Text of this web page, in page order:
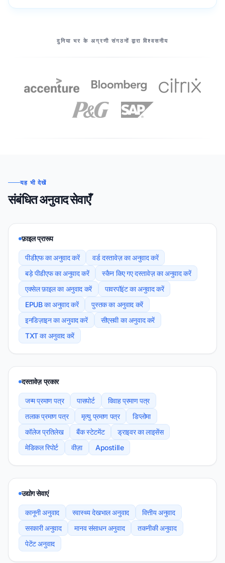
दुनिया भर के अग्रणी संगठनों द्वारा विश्वसनीय
यह भी देखें
संबंधित अनुवाद सेवाएँ
फ़ाइल प्रारूप
पीडीएफ का अनुवाद करें
वर्ड दस्तावेज़ का अनुवाद करें
बड़े पीडीएफ का अनुवाद करें
स्कैन किए गए दस्तावेज़ का अनुवाद करें
एक्सेल फ़ाइल का अनुवाद करें
पावरपॉइंट का अनुवाद करें
EPUB का अनुवाद करें
पुस्तक का अनुवाद करें
इनडिज़ाइन का अनुवाद करें
सीएसवी का अनुवाद करें
TXT का अनुवाद करें
दस्तावेज़ प्रकार
जन्म प्रमाण पत्र पासपोर्ट
विवाह प्रमाण पत्र
तलाक प्रमाण पत्र
मृत्यु प्रमाण पत्र
डिप्लोमा
कॉलेज प्रतिलेख
बैंक स्टेटमेंट
ड्राइवर का लाइसेंस
मेडिकल रिपोर्ट
वीज़ा Apostille
उद्योग सेवाएं
कानूनी अनुवाद स्वास्थ्य देखभाल अनुवाद
वित्तीय अनुवाद
सरकारी अनुवाद
मानव संसाधन अनुवाद
तकनीकी अनुवाद
पेटेंट अनुवाद